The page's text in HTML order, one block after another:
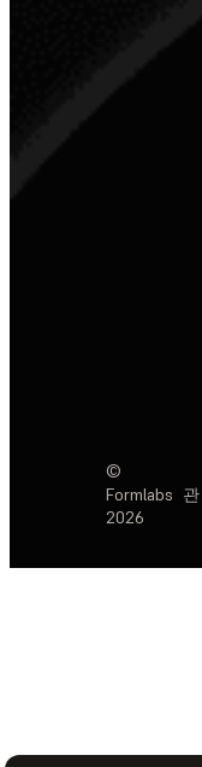
©
Formlabs
2026
관